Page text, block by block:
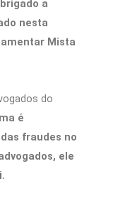
a
nesta
Mista
do
é
fraudes no
ele